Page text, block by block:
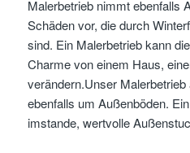
Malerbetrieb nimmt ebenfalls
Schäden vor, die durch
sind. Ein Malerbetrieb kann
Charme von einem Haus,
verändern.Unser
ebenfalls um Außenböden.
imstande, wertvolle